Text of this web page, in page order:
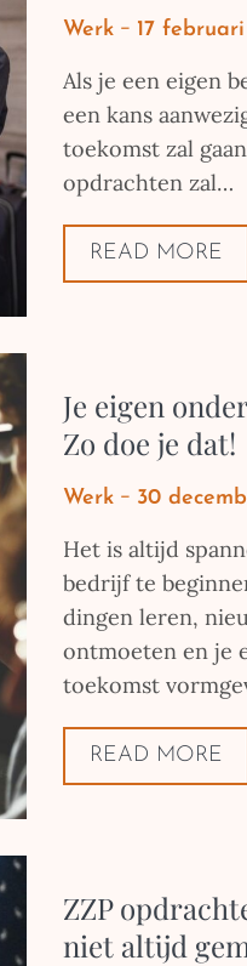
Werk
Posted
17
Als je een eigen
een kans
toekomst zal
opdrachten zal…
READ MORE
Je eigen
Zo doe je dat!
Werk
Posted
30
Het is altijd
bedrijf te
dingen leren,
ontmoeten en je
toekomst
READ MORE
ZZP
niet altijd